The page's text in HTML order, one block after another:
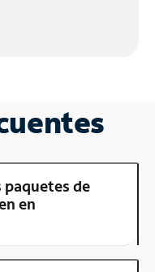
paquetes de
en